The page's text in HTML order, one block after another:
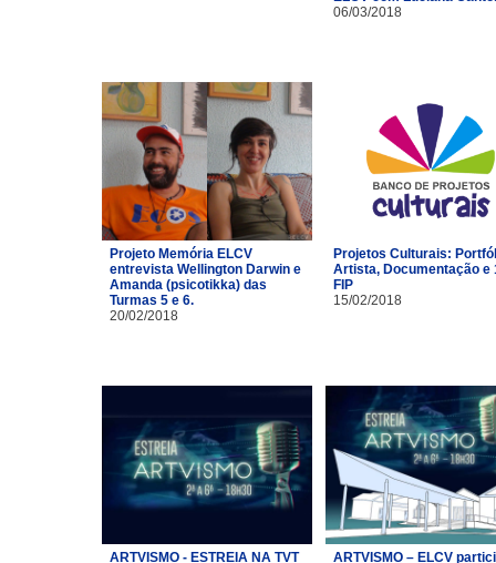
06/03/2018
Projeto Memória ELCV
entrevista Wellington Darwin e
Amanda (psicotikka) das
Turmas 5 e 6.
20/02/2018
Projetos Culturais:
Artista, Documentação e
FIP
15/02/2018
ARTVISMO - ESTREIA NA TVT
ARTVISMO – ELCV